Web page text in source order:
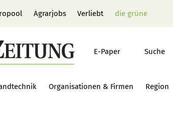
Agrarjobs Verliebt die grüne
E-Paper Suche
Organisationen & Firmen Region